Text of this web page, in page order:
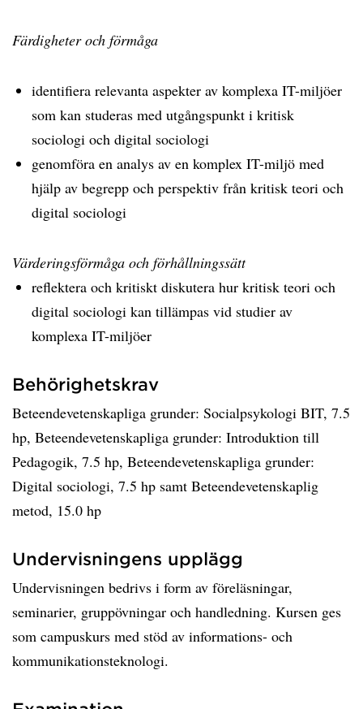
Färdigheter och förmåga
identifiera relevanta aspekter av komplexa IT-miljöer
som kan studeras med utgångspunkt i kritisk
sociologi och digital sociologi
genomföra en analys av en komplex IT-miljö med
hjälp av begrepp och perspektiv från kritisk teori och
digital sociologi
Värderingsförmåga och förhållningssätt
reflektera och kritiskt diskutera hur kritisk teori och
digital sociologi kan tillämpas vid studier av
komplexa IT-miljöer
Behörighetskrav
Beteendevetenskapliga grunder: Socialpsykologi BIT, 7.5
hp, Beteendevetenskapliga grunder: Introduktion till
Pedagogik, 7.5 hp, Beteendevetenskapliga grunder:
Digital sociologi, 7.5 hp samt Beteendevetenskaplig
metod, 15.0 hp
Undervisningens upplägg
Undervisningen bedrivs i form av föreläsningar,
seminarier, gruppövningar och handledning. Kursen ges
som campuskurs med stöd av informations- och
kommunikationsteknologi.